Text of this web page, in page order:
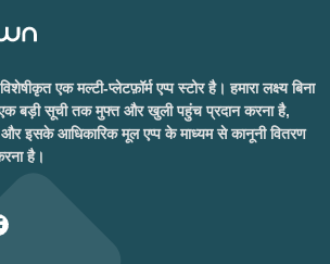
एक मल्टी-प्लेटफ़ॉर्म एप्प स्टोर है। हमारा लक्ष्य बिना
बड़ी सूची तक मुफ्त और खुली पहुंच प्रदान करना है,
इसके आधिकारिक मूल एप्प के माध्यम से कानूनी वितरण
है।